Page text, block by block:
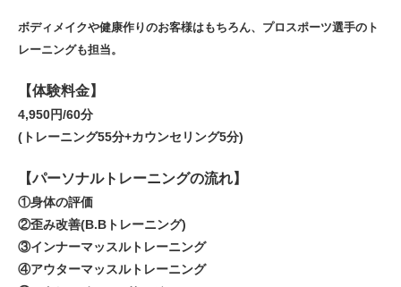
ボディメイクや健康作りのお客様はもちろん、プロスポーツ選手のト
レーニングも担当。
【体験料金】
4,950円/60分
(トレーニング55分+カウンセリング5分)
【パーソナルトレーニングの流れ】
①身体の評価
②歪み改善(B.Bトレーニング)
③インナーマッスルトレーニング
④アウターマッスルトレーニング